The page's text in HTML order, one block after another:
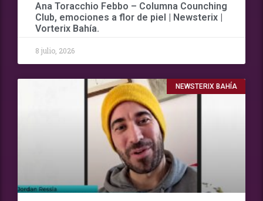
Ana Toracchio Febbo – Columna Counching
Club, emociones a flor de piel | Newsterix |
Vorterix Bahía.
8 julio, 2026
NEWSTERIX BAHÍA